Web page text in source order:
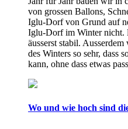
von grossen Ballons,
Iglu-Dorf von Grund auf
Iglu-Dorf im Winter nicht.
äusserst stabil.
des Winters so sehr, dass
kann, ohne dass etwas
Wo und wie hoch sind